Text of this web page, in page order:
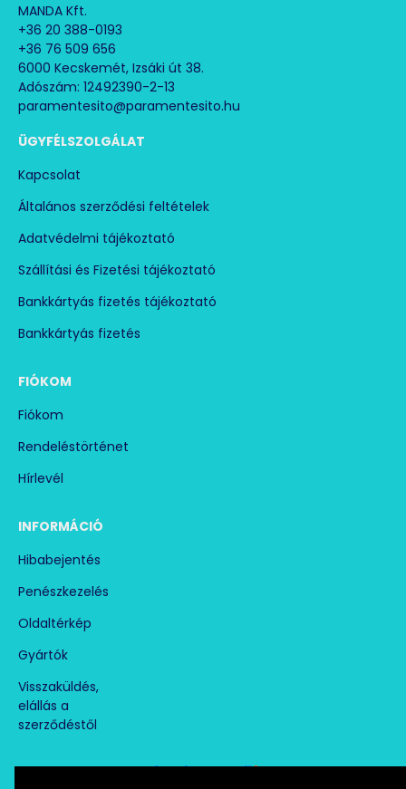
MANDA Kft.
+36 20 388-0193
+36 76 509 656
6000 Kecskemét, Izsáki út 38.
Adószám: 12492390-2-13
paramentesito@paramentesito.hu
ÜGYFÉLSZOLGÁLAT
Kapcsolat
Általános szerződési feltételek
Adatvédelmi tájékoztató
Szállítási és Fizetési tájékoztató
Bankkártyás fizetés tájékoztató
Bankkártyás fizetés
FIÓKOM
Fiókom
Rendeléstörténet
Hírlevél
INFORMÁCIÓ
Hibabejentés
Penészkezelés
Oldaltérkép
Gyártók
Visszaküldés,
elállás a
szerződéstől